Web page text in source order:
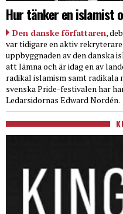
Hur tänker en islamist
Den danske författaren,
var tidigare en aktiv
uppbyggnaden av den danska
att lämna och är idag en av
radikal islamism samt radikala
svenska Pride-festivalen har
Ledarsidornas Edward Nordén.